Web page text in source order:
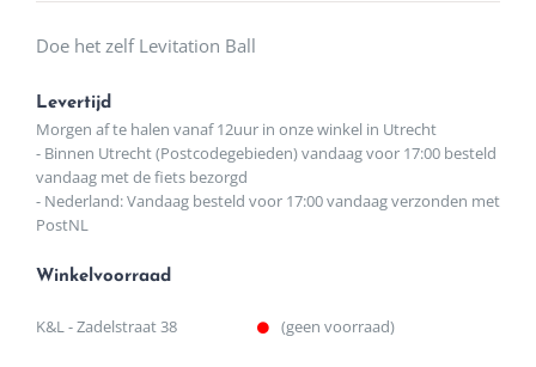
Doe het zelf Levitation Ball
Levertijd
Morgen af te halen vanaf 12uur in onze winkel in Utrecht
- Binnen Utrecht (Postcodegebieden) vandaag voor 17:00 besteld
vandaag met de fiets bezorgd
- Nederland: Vandaag besteld voor 17:00 vandaag verzonden met
PostNL
Winkelvoorraad
K&L - Zadelstraat 38 (geen voorraad)